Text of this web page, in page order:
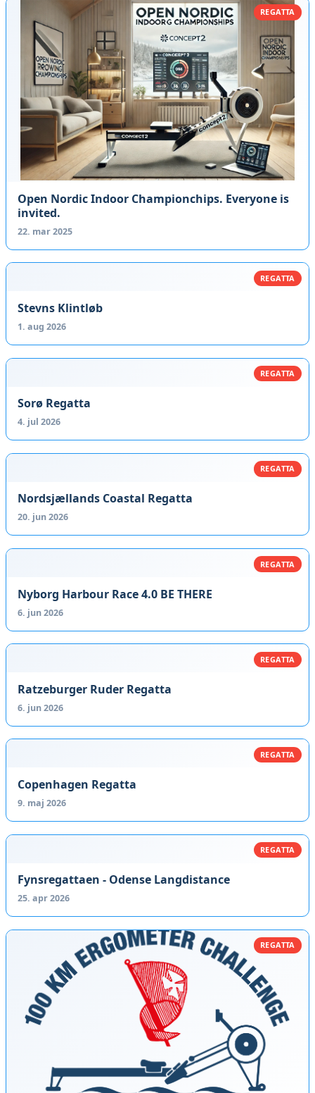
REGATTA
Open Nordic Indoor Championchips. Everyone is
invited.
22. mar 2025
REGATTA
Stevns Klintløb
1. aug 2026
REGATTA
Sorø Regatta
4. jul 2026
REGATTA
Nordsjællands Coastal Regatta
20. jun 2026
REGATTA
Nyborg Harbour Race 4.0 BE THERE
6. jun 2026
REGATTA
Ratzeburger Ruder Regatta
6. jun 2026
REGATTA
Copenhagen Regatta
9. maj 2026
REGATTA
Fynsregattaen - Odense Langdistance
25. apr 2026
REGATTA